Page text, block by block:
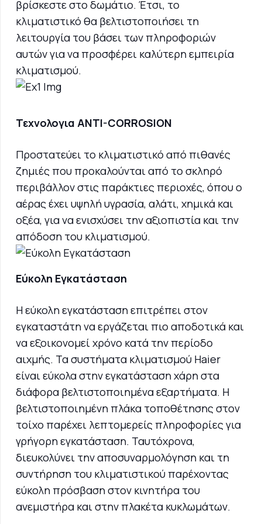
βρίσκεστε στο δωμάτιο. Έτσι, το
κλιματιστικό θα βελτιστοποιήσει τη
λειτουργία του βάσει των πληροφοριών
αυτών για να προσφέρει καλύτερη εμπειρία
κλιματισμού.
Τεχνολογια ANTI-CORROSION
Προστατεύει το κλιματιστικό από πιθανές
ζημιές που προκαλούνται από το σκληρό
περιβάλλον στις παράκτιες περιοχές, όπου ο
αέρας έχει υψηλή υγρασία, αλάτι, χημικά και
οξέα, για να ενισχύσει την αξιοπιστία και την
απόδοση του κλιματισμού.
Εύκολη Εγκατάσταση
Η εύκολη εγκατάσταση επιτρέπει στον
εγκαταστάτη να εργάζεται πιο αποδοτικά και
να εξοικονομεί χρόνο κατά την περίοδο
αιχμής. Τα συστήματα κλιματισμού Haier
είναι εύκολα στην εγκατάσταση χάρη στα
διάφορα βελτιστοποιημένα εξαρτήματα. Η
βελτιστοποιημένη πλάκα τοποθέτησης στον
τοίχο παρέχει λεπτομερείς πληροφορίες για
γρήγορη εγκατάσταση. Ταυτόχρονα,
διευκολύνει την αποσυναρμολόγηση και τη
συντήρηση του κλιματιστικού παρέχοντας
εύκολη πρόσβαση στον κινητήρα του
ανεμιστήρα και στην πλακέτα κυκλωμάτων.